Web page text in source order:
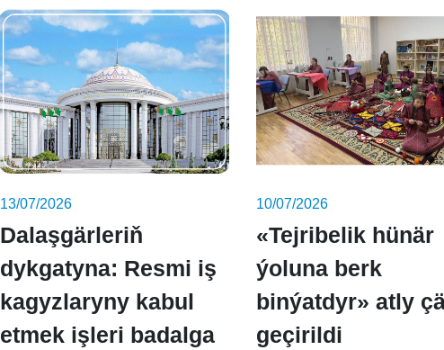
13/07/2026
Dalaşgärleriň
dykgatyna: Resmi iş
kagyzlaryny kabul
etmek işleri badalga
10/07/2026
«Tejribelik hünär
ýoluna berk
binýatdyr» atly
geçirildi